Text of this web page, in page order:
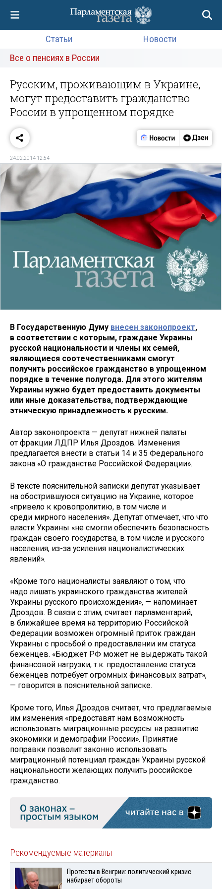
Статьи
Новости
Все о пенсиях в России
Русским, проживающим в Украине,
могут предоставить гражданство
России в упрощенном порядке
24.02.2014 12:54
В Государственную Думу внесен законопроект,
в соответствии с которым, граждане Украины
русской национальности и члены их семей,
являющиеся соотечественниками смогут
получить российское гражданство в упрощенном
порядке в течение полугода. Для этого жителям
Украины нужно будет предоставить документы
или иные доказательства, подтверждающие
этническую принадлежность к русским.
Автор законопроекта — депутат нижней палаты
от фракции ЛДПР Илья Дроздов. Изменения
предлагается внести в статьи 14 и 35 Федерального
закона «О гражданстве Российской Федерации».
В тексте пояснительной записки депутат указывает
на обострившуюся ситуацию на Украине, которое
«привело к кровопролитию, в том числе и
среди мирного населения». Депутат отмечает, что что
власти Украины «не смогли обеспечить безопасность
граждан своего государства, в том числе и русского
населения, из-за усиления националистических
явлений».
«Кроме того националисты заявляют о том, что
надо лишать украинского гражданства жителей
Украины русского происхождения», — напоминает
Дроздов. В связи с этим, считает парламентарий,
в ближайшее время на территорию Российской
Федерации возможен огромный приток граждан
Украины с просьбой о предоставлении им статуса
беженцев. «Бюджет РФ может не выдержать такой
финансовой нагрузки, т.к. предоставление статуса
беженцев потребует огромных финансовых затрат»,
— говорится в пояснительной записке.
Кроме того, Илья Дроздов считает, что предлагаемые
им изменения «предоставят нам возможность
использовать миграционные ресурсы на развитие
экономики и демографии России». Принятие
поправки позволит законно использовать
миграционный потенциал граждан Украины русской
национальности желающих получить российское
гражданство.
Рекомендуемые материалы
Протесты в Венгрии: политический кризис
набирает обороты